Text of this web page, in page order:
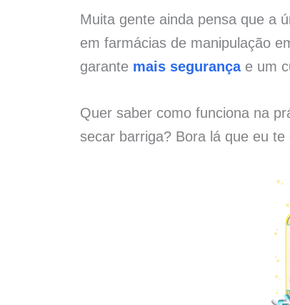
Muita gente ainda pensa que a
em farmácias de manipulação
garante mais segurançae um
Quer saber como funciona na
secar barriga? Bora lá que eu te